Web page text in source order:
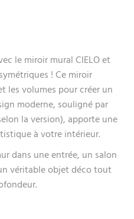
le miroir mural CIELO et
! Ce miroir
les volumes pour créer un
moderne, souligné par
la version), apporte une
à votre intérieur.
dans une entrée, un salon
véritable objet déco tout